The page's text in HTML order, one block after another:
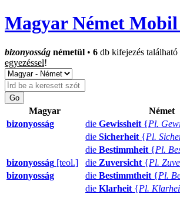
Magyar Német
bizonyosság németül • 6 db kifejezés található
egyezéssel!
Magyar Német
bizonyosság
die Gewissheit {Pl.
die Sicherheit {Pl.
die Bestimmheit {Pl.
bizonyosság [teol.] die Zuversicht {Pl.
bizonyosság
die Bestimmtheit {Pl.
die Klarheit {Pl.